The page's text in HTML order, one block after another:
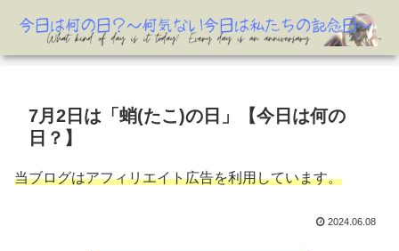
7月2日は「蛸(たこ)の日」【今日は何の
日？】
当ブログはアフィリエイト広告を利用しています。
2024.06.08